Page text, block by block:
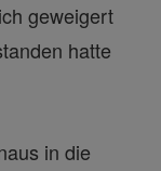
geweigert
hatte
in die